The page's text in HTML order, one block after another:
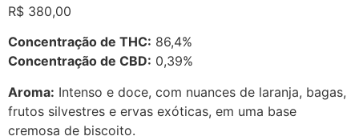
R$ 380,00
Concentração de THC: 86,4%
Concentração de CBD: 0,39%
Aroma: Intenso e doce, com nuances de laranja, bagas,
frutos silvestres e ervas exóticas, em uma base
cremosa de biscoito.